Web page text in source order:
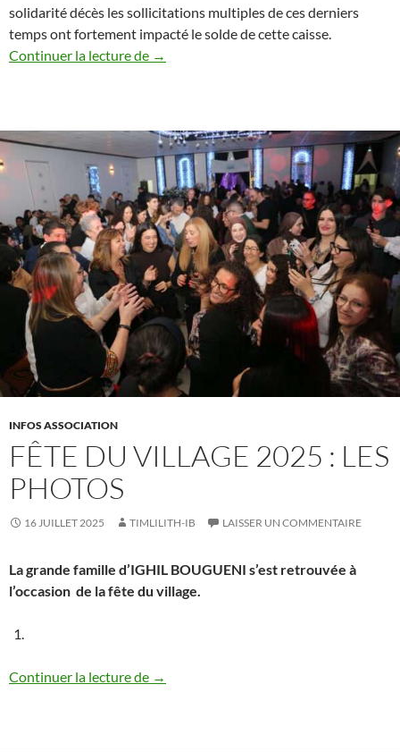
solidarité décès les sollicitations multiples de ces derniers
temps ont fortement impacté le solde de cette caisse.
Continuer la lecture de
Collecte Exceptionnelle des
→
INFOS ASSOCIATION
FÊTE DU VILLAGE 2025 : LES
PHOTOS
16 JUILLET 2025 TIMLILITH-IB LAISSER UN COMMENTAIRE
La grande famille d’IGHIL BOUGUENI s’est retrouvée à
l’occasion de la fête du village.
Continuer la lecture de Fête du village 2025 : les photos
→